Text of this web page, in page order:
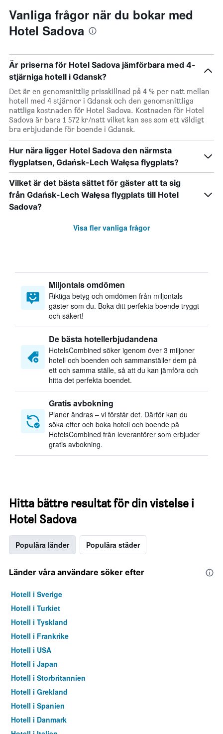
Vanliga frågor när du bokar med
Hotel Sadova
Är priserna för Hotel Sadova jämförbara med 4-
stjärniga hotell i Gdansk?
Det är en genomsnittlig prisskillnad på 4 % per natt mellan
hotell med 4 stjärnor i Gdansk och den genomsnittliga
nattliga kostnaden för Hotel Sadova. Kostnaden för Hotel
Sadova är bara 1 572 kr/natt vilket kan ses som ett väldigt
bra erbjudande för boende i Gdansk.
Hur nära ligger Hotel Sadova den närmsta
flygplatsen, Gdańsk-Lech Wałęsa flygplats?
Vilket är det bästa sättet för gäster att ta sig
från Gdańsk-Lech Wałęsa flygplats till Hotel
Sadova?
Visa fler vanliga frågor
Miljontals omdömen
Riktiga betyg och omdömen från miljontals
gäster som du. Boka ditt perfekta boende tryggt
och säkert!
De bästa hotellerbjudandena
HotelsCombined söker igenom över 3 miljoner
hotell och boenden och sammanställer dem på
ett och samma ställe, så att du kan jämföra och
hitta det perfekta boendet.
Gratis avbokning
Planer ändras – vi förstår det. Därför kan du
söka efter och boka hotell och boende på
HotelsCombined från leverantörer som erbjuder
gratis avbokning.
Hitta bättre resultat för din vistelse i
Hotel Sadova
Populära länder Populära städer
Länder våra användare söker efter
Hotell i Sverige
Hotell i Turkiet
Hotell i Tyskland
Hotell i Frankrike
Hotell i USA
Hotell i Japan
Hotell i Storbritannien
Hotell i Grekland
Hotell i Spanien
Hotell i Danmark